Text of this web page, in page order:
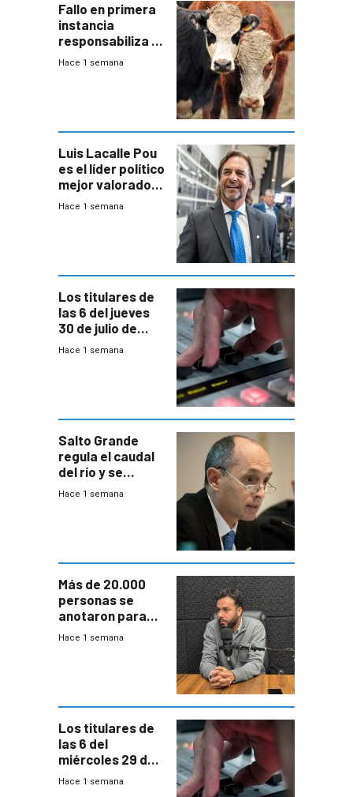
Fallo en primera
instancia
responsabiliza al
Estado por falta
Hace 1 semana
Luis Lacalle Pou
es el líder político
mejor valorado
del país, según
Hace 1 semana
Los titulares de
las 6 del jueves
30 de julio de
2026
Hace 1 semana
Salto Grande
regula el caudal
del río y se
prepara para un
Hace 1 semana
Más de 20.000
personas se
anotaron para
las pruebas
Hace 1 semana
Los titulares de
las 6 del
miércoles 29 de
julio de 2026
Hace 1 semana